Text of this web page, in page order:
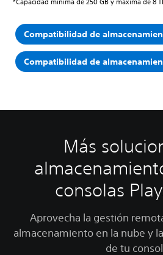
Compatibilidad de
Compatibilidad de
Más
consolas
Aprovecha la gestión
almacenamiento en la nube y
de tu